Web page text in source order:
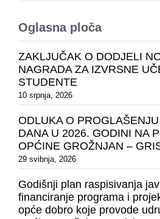
Oglasna ploča
ZAKLJUČAK O DODJELI
NAGRADA ZA IZVRSNE
STUDENTE
10 srpnja, 2026
ODLUKA O
DANA U 2026. GODINI NA
OPĆINE GROŽNJAN –
29 svibnja, 2026
Godišnji plan raspisivanja
financiranje programa i
opće dobro koje provode